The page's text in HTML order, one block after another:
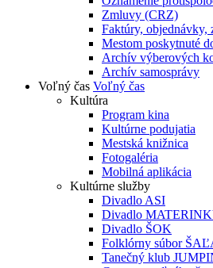
Zmluvy (CRZ)
Faktúry, objednávky,
Mestom poskytnuté
Archív výberových
Archív samosprávy
Voľný čas Voľný čas
Kultúra
Program kina
Kultúrne podujatia
Mestská knižnica
Fotogaléria
Mobilná aplikácia
Kultúrne služby
Divadlo ASI
Divadlo
Divadlo ŠOK
Folklórny súbor
Tanečný klub